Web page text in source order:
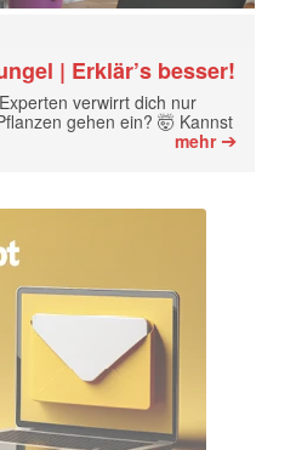
| Erklär’s besser!
verwirrt dich nur
gehen ein? 🤯 Kannst
mehr➔